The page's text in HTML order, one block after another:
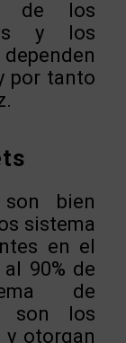
de los
y los
por tanto
bien
sistema
en el
90% de
de
son los
y otorgan